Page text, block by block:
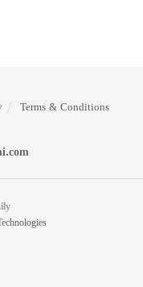
Terms & Conditions